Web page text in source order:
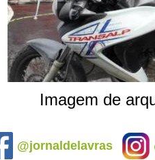
Imagem de
@jornaldelavras